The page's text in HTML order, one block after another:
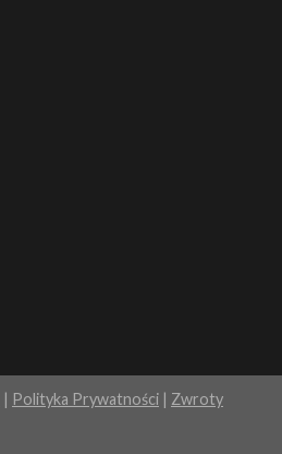
| Polityka Prywatności | Zwroty